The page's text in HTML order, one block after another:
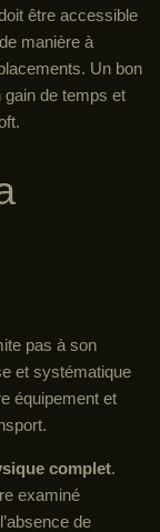
être accessible
manière à
Un bon
gain de temps et
pas à son
et systématique
équipement et
complet.
examiné
de